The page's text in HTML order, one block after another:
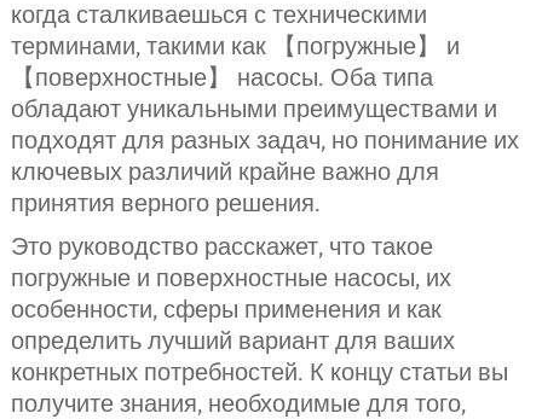
когда сталкиваешься с техническими
терминами, такими как 【погружные】 и
【поверхностные】 насосы. Оба типа
обладают уникальными преимуществами и
подходят для разных задач, но понимание их
ключевых различий крайне важно для
принятия верного решения.
Это руководство расскажет, что такое
погружные и поверхностные насосы, их
особенности, сферы применения и как
определить лучший вариант для ваших
конкретных потребностей. К концу статьи вы
получите знания, необходимые для того,